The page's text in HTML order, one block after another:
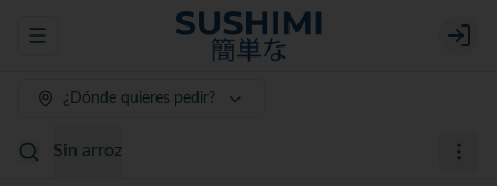
Abrir menu de navegación Login
¿Dónde quieres pedir?
Sin arroz